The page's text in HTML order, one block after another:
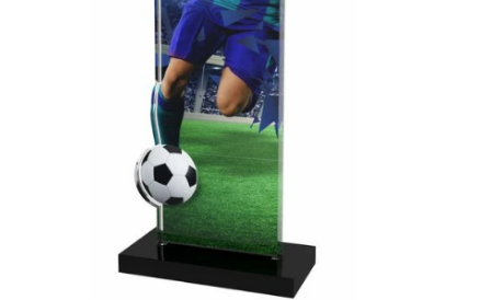
Alte ramuri sportive